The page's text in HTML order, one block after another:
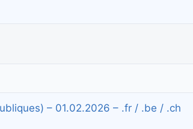
– 01.02.2026 – .fr / .be / .ch